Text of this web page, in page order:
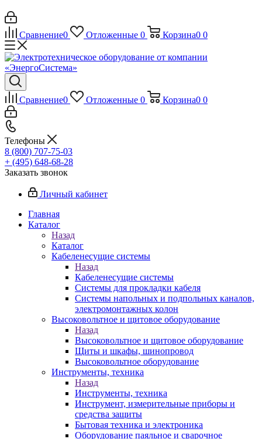
Сравнение0 Отложенные 0 Корзина0 0
Сравнение0 Отложенные 0 Корзина0 0
Телефоны
8 (800) 707-75-03
+ (495) 648-68-28
Заказать звонок
Личный кабинет
Главная
Каталог
Назад
Каталог
Кабеленесущие системы
Назад
Кабеленесущие системы
Системы для прокладки кабеля
Системы напольных и подпольных каналов,
электромонтажных колон
Высоковольтное и щитовое оборудование
Назад
Высоковольтное и щитовое оборудование
Щиты и шкафы, шинопровод
Высоковольтное оборудование
Инструменты, техника
Назад
Инструменты, техника
Инструмент, измерительные приборы и
средства защиты
Бытовая техника и электроника
Оборудование паяльное и сварочное